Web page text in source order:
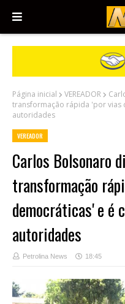
Página inicial VEREADOR
transformação rápida 'por vias
autoridades
VEREADOR
Carlos Bolsonaro
transformação
democráticas' e é
autoridades
Petrolina News 18:45